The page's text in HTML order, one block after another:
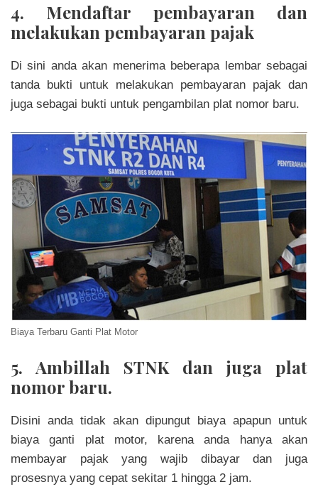
4. Mendaftar pembayaran dan
melakukan pembayaran pajak
Di sini anda akan menerima beberapa lembar sebagai
tanda bukti untuk melakukan pembayaran pajak dan
juga sebagai bukti untuk pengambilan plat nomor baru.
Biaya Terbaru Ganti Plat Motor
5. Ambillah STNK dan juga plat
nomor baru.
Disini anda tidak akan dipungut biaya apapun untuk
biaya ganti plat motor, karena anda hanya akan
membayar pajak yang wajib dibayar dan juga
prosesnya yang cepat sekitar 1 hingga 2 jam.